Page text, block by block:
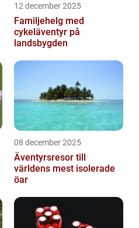
12 december 2025
Familjehelg med
cykeläventyr på
landsbygden
08 december 2025
Äventyrsresor till
världens mest isolerade
öar